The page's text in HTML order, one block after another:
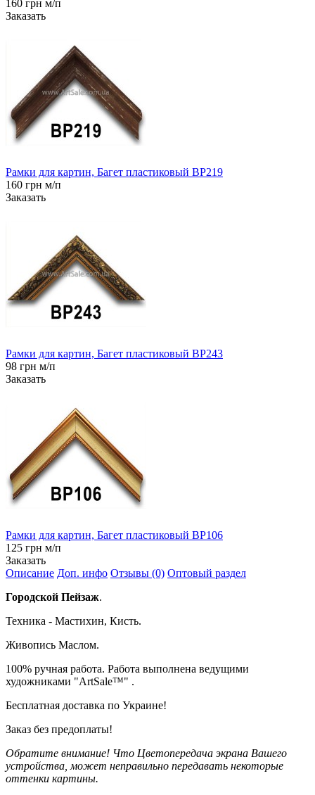
160 грн м/п
Заказать
Рамки для картин, Багет пластиковый BP219
160 грн м/п
Заказать
Рамки для картин, Багет пластиковый BP243
98 грн м/п
Заказать
Рамки для картин, Багет пластиковый BP106
125 грн м/п
Заказать
Описание Доп. инфо Отзывы (0) Оптовый раздел
Городской Пейзаж.
Техника - Мастихин, Кисть.
Живопись Маслом.
100% ручная работа. Работа выполнена ведущими
художниками "ArtSale™" .
Бесплатная доставка по Украине!
Заказ без предоплаты!
Обратите внимание! Что Цветопередача экрана Вашего
устройства, может неправильно передавать некоторые
оттенки картины.